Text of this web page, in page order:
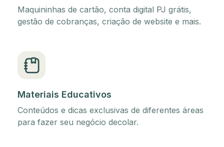
Maquininhas de cartão, conta digital PJ grátis,
gestão de cobranças, criação de website e mais.
Materiais Educativos
Conteúdos e dicas exclusivas de diferentes áreas
para fazer seu negócio decolar.